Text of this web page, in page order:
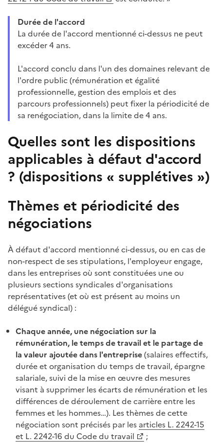
Durée de l'accord
La durée de l'accord mentionné ci-dessus ne peut
excéder 4 ans.
L'accord conclu dans l'un des domaines relevant de
l'ordre public (rémunération et égalité
professionnelle, gestion des emplois et des
parcours professionnels) peut fixer la périodicité de
sa renégociation, dans la limite de 4 ans.
Quelles sont les dispositions
applicables à défaut d'accord
? (dispositions « supplétives »)
Thèmes et périodicité des
négociations
À défaut d'accord mentionné ci-dessus, ou en cas de
non-respect de ses stipulations, l'employeur engage,
dans les entreprises où sont constituées une ou
plusieurs sections syndicales d'organisations
représentatives (et où est présent au moins un
délégué syndical) :
Chaque année, une négociation sur la
rémunération, le temps de travail et le partage de
la valeur ajoutée dans l'entreprise(salaires effectifs,
durée et organisation du temps de travail, épargne
salariale, suivi de la mise en œuvre des mesures
visant à supprimer les écarts de rémunération et les
différences de déroulement de carrière entre les
femmes et les hommes…). Les thèmes de cette
négociation sont précisés par les articles L. 2242-15
et L. 2242-16 du Code du travail
;